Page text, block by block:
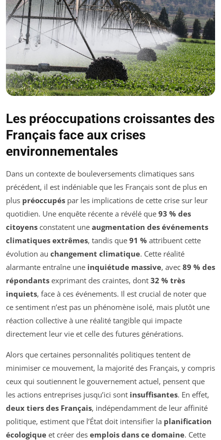
Les préoccupations croissantes des
Français face aux crises
environnementales
Dans un contexte de bouleversements climatiques sans
précédent, il est indéniable que les Français sont de plus en
plus préoccupés par les implications de cette crise sur leur
quotidien. Une enquête récente a révélé que 93 % des
citoyens constatent une augmentation des événements
climatiques extrêmes, tandis que 91 % attribuent cette
évolution au changement climatique. Cette réalité
alarmante entraîne une inquiétude massive, avec 89 % des
répondants exprimant des craintes, dont 32 % très
inquiets, face à ces événements. Il est crucial de noter que
ce sentiment n’est pas un phénomène isolé, mais plutôt une
réaction collective à une réalité tangible qui impacte
directement leur vie et celle des futures générations.
Alors que certaines personnalités politiques tentent de
minimiser ce mouvement, la majorité des Français, y compris
ceux qui soutiennent le gouvernement actuel, pensent que
les actions entreprises jusqu’ici sont insuffisantes. En effet,
deux tiers des Français, indépendamment de leur affinité
politique, estiment que l’État doit intensifier la planification
écologique et créer des emplois dans ce domaine. Cette